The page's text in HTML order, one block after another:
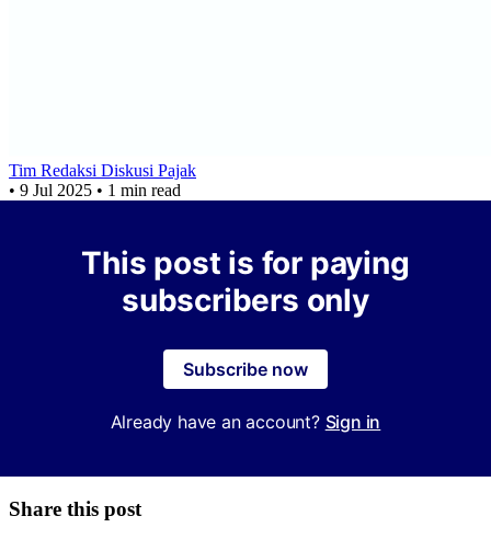
Tim Redaksi Diskusi Pajak
• 9 Jul 2025 • 1 min read
This post is for paying
subscribers only
Subscribe now
Already have an account? Sign in
Share this post